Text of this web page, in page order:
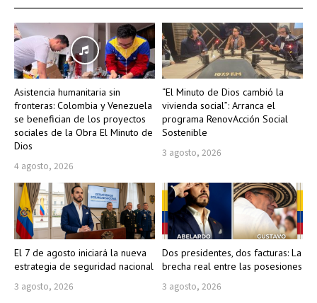
Asistencia humanitaria sin
fronteras: Colombia y Venezuela
se benefician de los proyectos
sociales de la Obra El Minuto de
Dios
4 agosto, 2026
“El Minuto de Dios cambió la
vivienda social”: Arranca el
programa RenovAcción Social
Sostenible
3 agosto, 2026
El 7 de agosto iniciará la nueva
estrategia de seguridad nacional
3 agosto, 2026
Dos presidentes, dos facturas: La
brecha real entre las posesiones
3 agosto, 2026